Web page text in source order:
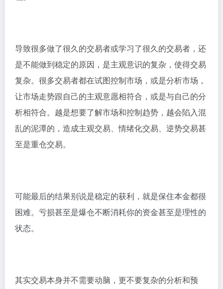
导致很多做了很久的交易者或学习了很久的交易者，还
是不能做到稳定的原因，是主观意识的复杂，使得交易
复杂。很多交易者都在试图控制市场，或是分析市场，
让市场走势跟自己的主观意愿相符合，或是与自己的分
析相符合。越是想要了解市场和控制趋势，越会陷入混
乱的泥潭的，造成主观交易、情绪化交易、逆势交易甚
至是重仓交易。
可能最后的结果别说是稳定的获利，就是保住本金都很
困难。亏损甚至是爆仓不断消耗你的资金甚至是理性的
状态。
其实交易本身并不需要动脑，更不要复杂的分析和预